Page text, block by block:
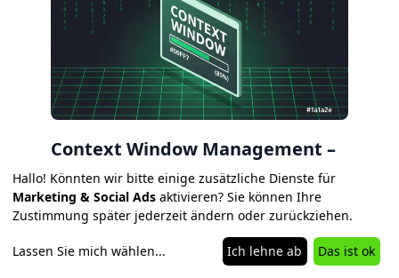
Context Window Management –
Warum KI-Agenten nach 20
Minuten schlechter werden
Warum KI-Agenten nach 20 Minuten schlechter
werden und wie du mit Compaction, Subagents
und Token-Budget gegensteuern kannst.
Hallo! Könnten wir bitte einige zusätzliche Dienste für
Marketing & Social Ads aktivieren? Sie können Ihre
Zustimmung später jederzeit ändern oder zurückziehen.
Lassen Sie mich wählen... Ich lehne ab Das ist ok